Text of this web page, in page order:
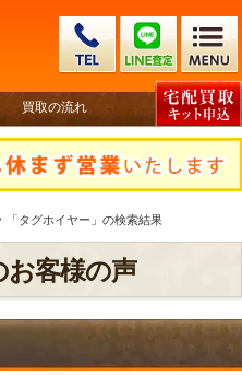
買取の流れ
「タグホイヤー」の検索結果
お客様の声